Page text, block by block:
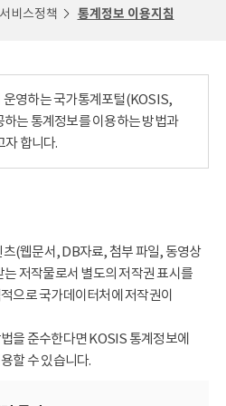
서비스정책 통계정보 이용지침
운영하는 국가통계포털(KOSIS,
는 통계정보를 이용하는 방법과
자 합니다.
(웹문서, DB자료, 첨부 파일, 동영상
저작물로서 별도의 저작권 표시를
으로 국가데이터처에 저작권이
을 준수한다면 KOSIS 통계정보에
할 수 있습니다.